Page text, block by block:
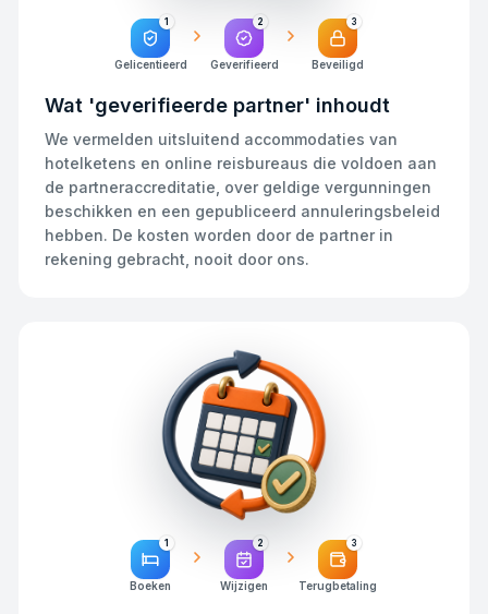
1
Gelicentieerd
2
Geverifieerd
3
Beveiligd
Wat 'geverifieerde partner' inhoudt
We vermelden uitsluitend accommodaties van
hotelketens en online reisbureaus die voldoen aan
de partneraccreditatie, over geldige vergunningen
beschikken en een gepubliceerd annuleringsbeleid
hebben. De kosten worden door de partner in
rekening gebracht, nooit door ons.
1
Boeken
2
Wijzigen
3
Terugbetaling